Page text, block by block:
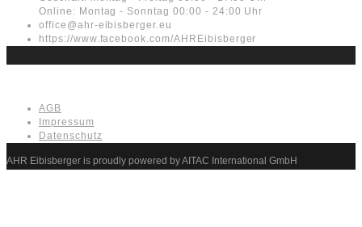
Online: Montag - Sonntag 00:00 - 24:00 Uhr
office@ahr-eibisberger.eu
https://www.facebook.com/AHREibisberger
AGB
Impressum
Datenschutz
AHR Eibisberger is proudly powered by AITAC International GmbH